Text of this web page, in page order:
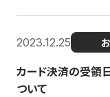
2023.12.25
カード決済の受領
ついて